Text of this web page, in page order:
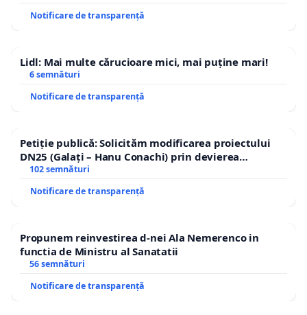
Notificare de transparență
Lidl: Mai multe cărucioare mici, mai puține mari!
6 semnături
Notificare de transparență
Petiție publică: Solicităm modificarea proiectului
DN25 (Galați – Hanu Conachi) prin devierea
traseului în afara localităților!
102 semnături
Notificare de transparență
Propunem reinvestirea d-nei Ala Nemerenco in
functia de Ministru al Sanatatii
56 semnături
Notificare de transparență